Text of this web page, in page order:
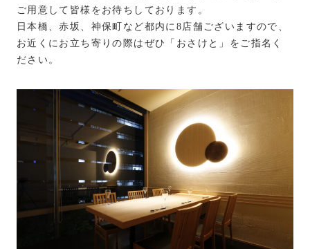
ご用意して皆様をお待ちしております。
日本橋、赤坂、神保町など都内に8店舗ございますので、
お近くにお立ち寄りの際はぜひ「おさけと」をご指名く
ださい。